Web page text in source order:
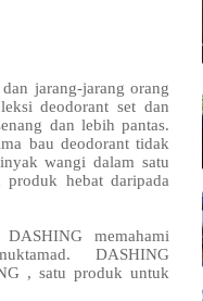
jarang-jarang orang
deodorant set dan
dan lebih pantas.
bau deodorant tidak
wangi dalam satu
hebat daripada
memahami
DASHING
, satu produk untuk